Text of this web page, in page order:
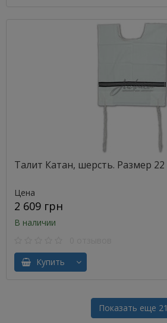
Талит Катан, шерсть. Размер 22
Цена
2 609 грн
В наличии
Купить
Показать еще 21